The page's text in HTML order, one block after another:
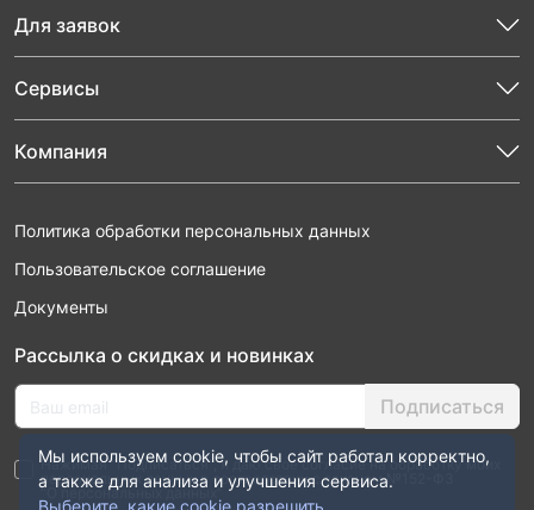
Для заявок
Сервисы
Компания
Политика обработки персональных данных
Пользовательское соглашение
Документы
Рассылка о скидках и новинках
Подписаться
Нажимая “Подписаться”, я даю свое согласие на обработку моих
персональных данных в соответствии с законом №152-ФЗ
“О персональных данных”
Мы используем cookie, чтобы сайт работал корректно,
а также для анализа и улучшения сервиса.
Выберите, какие cookie разрешить